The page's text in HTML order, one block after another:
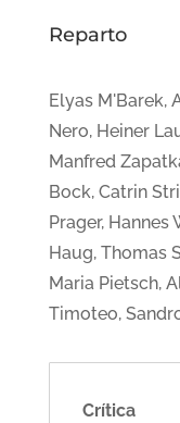
Reparto
Elyas M'Barek,
Nero, Heiner
Manfred
Bock, Catrin
Prager, Hannes
Haug, Thomas
Maria Pietsch,
Timoteo,
Crítica